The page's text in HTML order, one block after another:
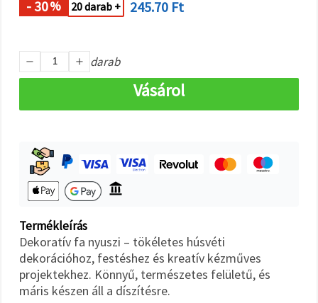
gombra
Fogadja
el
- 30% 20 darab + 245.70 Ft
darab
Vásárol
Termékleírás
Dekoratív fa nyuszi – tökéletes húsvéti
dekorációhoz, festéshez és kreatív kézműves
projektekhez. Könnyű, természetes felületű, és
máris készen áll a díszítésre.